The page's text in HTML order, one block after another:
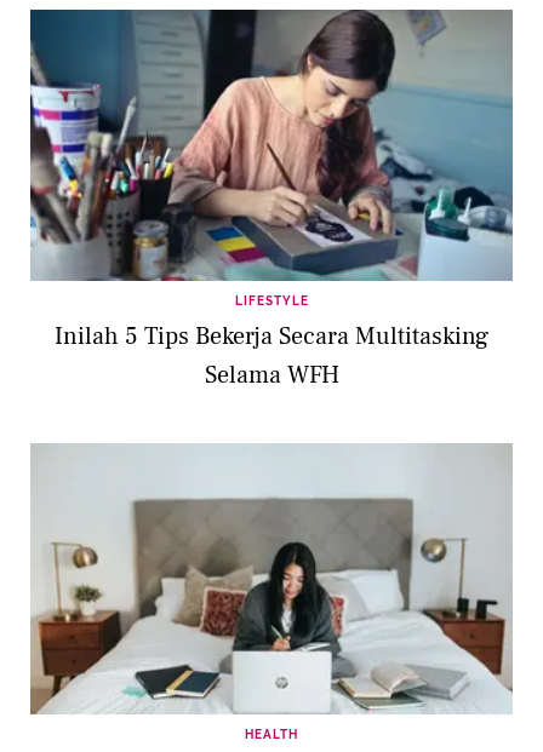
LIFESTYLE
Inilah 5 Tips Bekerja Secara Multitasking
Selama WFH
HEALTH